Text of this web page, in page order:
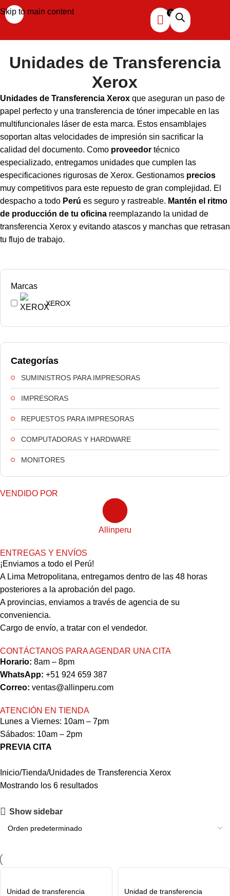
Skip to main content
Unidades de Transferencia
Xerox
Unidades de Transferencia Xerox que aseguran un paso de
papel perfecto y una transferencia de tóner impecable en las
multifuncionales láser de esta marca. Estos ensamblajes
soportan altas velocidades de impresión sin sacrificar la
calidad del documento. Como proveedor técnico
especializado, entregamos unidades que cumplen las
especificaciones rigurosas de Xerox. Gestionamos precios
muy competitivos para este repuesto de gran complejidad. El
despacho a todo Perú es seguro y rastreable. Mantén el ritmo
de producción de tu oficina reemplazando la unidad de
transferencia Xerox y evitando atascos y manchas que retrasan
tu flujo de trabajo.
Marcas
XEROX
Categorías
SUMINISTROS PARA IMPRESORAS
IMPRESORAS
REPUESTOS PARA IMPRESORAS
COMPUTADORAS Y HARDWARE
MONITORES
VENDIDO POR
Allinperu
ENTREGAS Y ENVÍOS
¡Enviamos a todo el Perú!
A Lima Metropolitana, entregamos dentro de las 48 horas
posteriores a la aprobación del pago.
A provincias, enviamos a través de agencia de su
conveniencia.
Cargo de envío, a tratar con el vendedor.
CONTÁCTANOS PARA AGENDAR UNA CITA
Horario: 8am – 8pm
WhatsApp: +51 924 659 387
Correo: ventas@allinperu.com
ATENCIÓN EN TIENDA
Lunes a Viernes: 10am – 7pm
Sábados: 10am – 2pm
PREVIA CITA
Inicio Tienda Unidades de Transferencia Xerox
Mostrando los 6 resultados
Show sidebar
Unidad de transferencia
Unidad de transferencia